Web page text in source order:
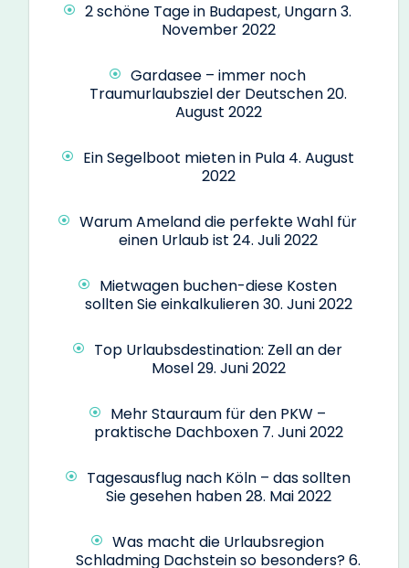
2 schöne Tage in Budapest, Ungarn3.
November 2022
Gardasee – immer noch
Traumurlaubsziel der Deutschen20.
August 2022
Ein Segelboot mieten in Pula 4. August
2022
Warum Ameland die perfekte Wahl für
einen Urlaub ist 24. Juli 2022
Mietwagen buchen-diese Kosten
sollten Sie einkalkulieren30. Juni 2022
Top Urlaubsdestination: Zell an der
Mosel29. Juni 2022
Mehr Stauraum für den PKW –
praktische Dachboxen 7. Juni 2022
Tagesausflug nach Köln – das sollten
Sie gesehen haben28. Mai 2022
Was macht die Urlaubsregion
Schladming Dachstein so besonders?6.